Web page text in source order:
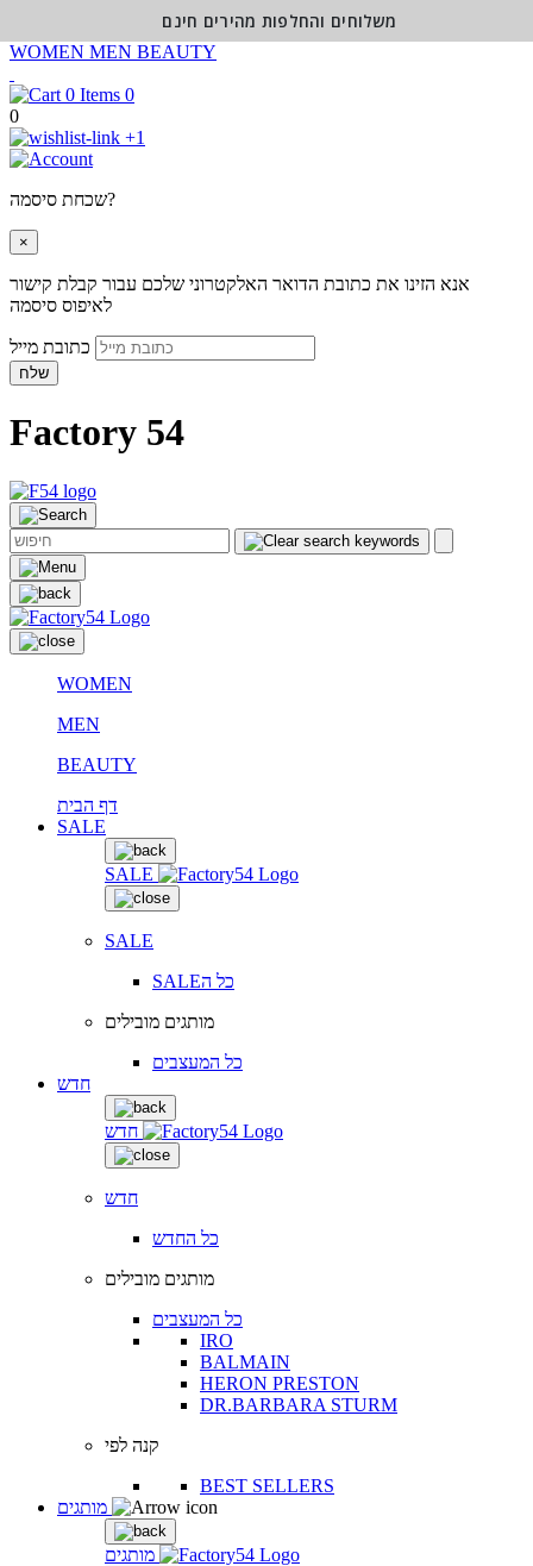
WOMEN MEN BEAUTY
0
0
+1
שכחת סיסמה?
×
אנא הזינו את כתובת הדואר האלקטרוני שלכם עבור קבלת קישור
לאיפוס סיסמה
שלח
Factory 54
WOMEN
MEN
BEAUTY
דף הבית
SALE
SALE
SALE
SALEכל ה
מותגים מובילים
כל המעצבים
חדש
חדש
חדש
כל החדש
מותגים מובילים
כל המעצבים
IRO
BALMAIN
HERON PRESTON
DR.BARBARA STURM
קנה לפי
BEST SELLERS
מותגים
משלוחים והחלפות מהירים חינם